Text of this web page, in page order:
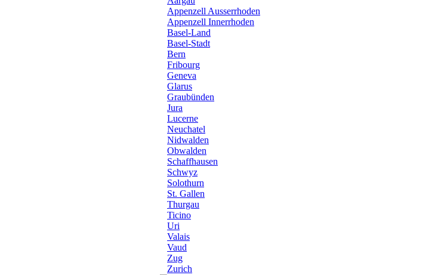
Appenzell Ausserrhoden
Appenzell Innerrhoden
Basel-Land
Basel-Stadt
Bern
Fribourg
Geneva
Glarus
Graubünden
Jura
Lucerne
Neuchatel
Nidwalden
Obwalden
Schaffhausen
Schwyz
Solothurn
St. Gallen
Thurgau
Ticino
Uri
Valais
Vaud
Zug
Zurich